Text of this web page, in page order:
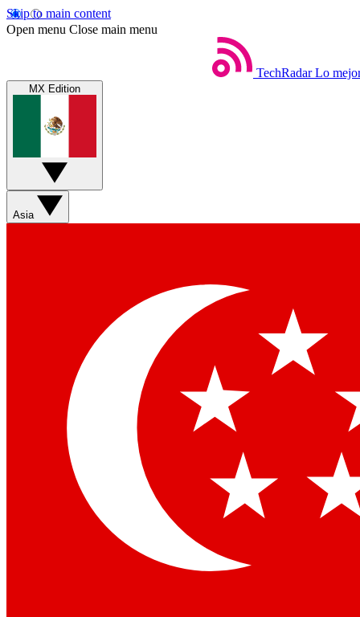
Skip to main content
Open menu Close main menu
TechRadar Lo
MX Edition
Asia